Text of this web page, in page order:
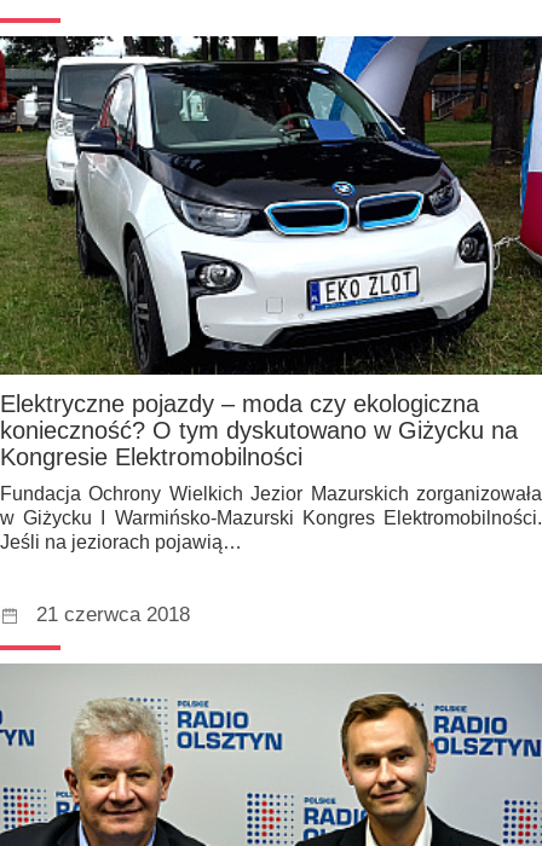
Elektryczne pojazdy – moda czy ekologiczna
konieczność? O tym dyskutowano w Giżycku na
Kongresie Elektromobilności
Fundacja Ochrony Wielkich Jezior Mazurskich zorganizowała
w Giżycku I Warmińsko-Mazurski Kongres Elektromobilności.
Jeśli na jeziorach pojawią…
21 czerwca 2018